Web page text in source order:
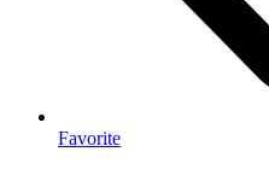
Favorite